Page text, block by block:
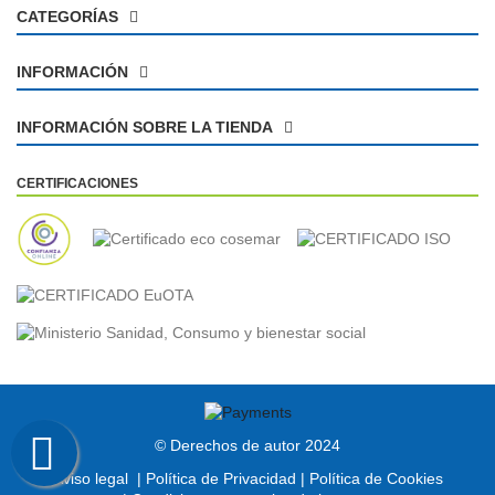
Calculado a partir de 2 Valoración de clientes
Positivo
100%
Negativo
CATEGORÍAS
INFORMACIÓN
INFORMACIÓN SOBRE LA TIENDA
CERTIFICACIONES
© Derechos de autor 2024
Aviso legal| Política de Privacidad | Política de Cookies